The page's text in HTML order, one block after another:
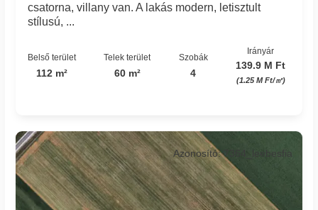
csatorna, villany van. A lakás modern, letisztult
stílusú, ...
Belső terület
112 m²
Telek terület
60 m²
Szobák
4
Irányár
139.9 M Ft
(1.25 M Ft/㎡)
Azonosító: 7364_leebesfia